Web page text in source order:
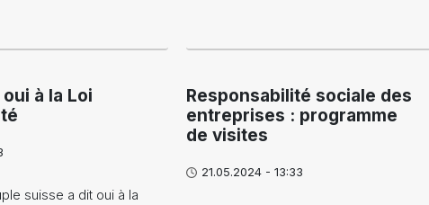
à la Loi
suisse a dit oui à la
Responsabilité sociale des
entreprises : programme
de visites
21.05.2024 - 13:33